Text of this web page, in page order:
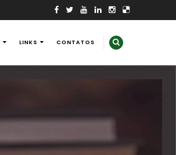
LINKS CONTATOS